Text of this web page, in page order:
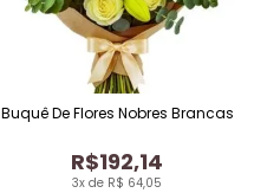
3x de R$ 64,05
R$192,14
Buquê De Flores Nobres Brancas